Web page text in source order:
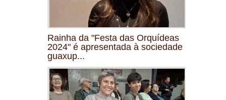
Rainha da "Festa das Orquídeas
2024" é apresentada à sociedade
guaxup...